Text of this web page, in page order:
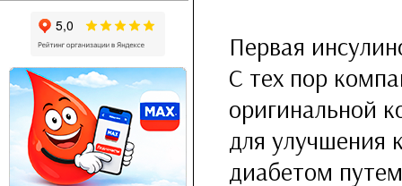
Первая
С тех пор
оригинальной
для улучшения
диабетом